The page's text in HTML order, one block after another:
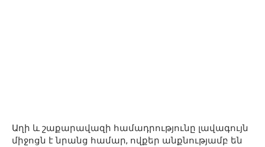
Աղի և շաքարավազի համադրությունը լավագույն
միջոցն է նրանց համար, ովքեր անքնությամբ են